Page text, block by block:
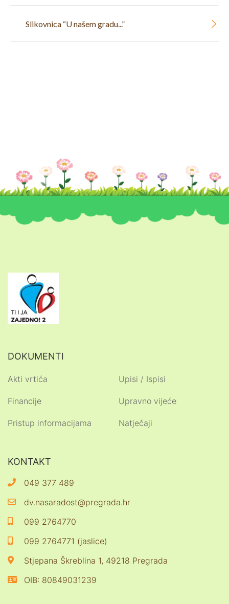
Slikovnica “U našem gradu...”
DOKUMENTI
Akti vrtića
Financije
Pristup informacijama
Upisi / Ispisi
Upravno vijeće
Natječaji
KONTAKT
049 377 489
dv.nasaradost@pregrada.hr
099 2764770
099 2764771 (jaslice)
Stjepana Škreblina 1, 49218 Pregrada
OIB: 80849031239